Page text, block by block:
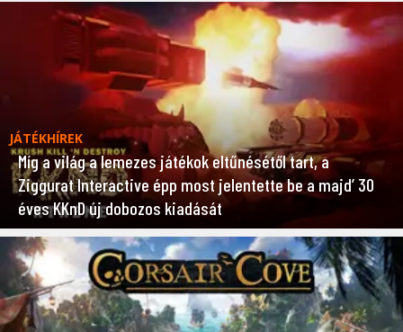
JÁTÉKHÍREK
Míg a világ a lemezes játékok eltűnésétől tart, a
Ziggurat Interactive épp most jelentette be a majd’ 30
éves KKnD új dobozos kiadását